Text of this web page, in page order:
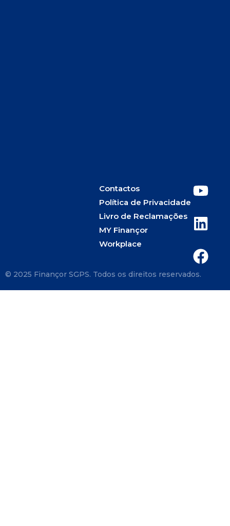
Contactos
Política de Privacidade
Livro de Reclamações
MY Finançor
Workplace
© 2025 Finançor SGPS. Todos os direitos reservados.